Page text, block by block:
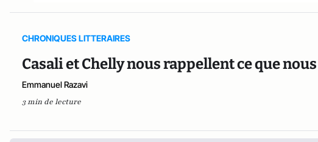
CHRONIQUES LITTERAIRES
Casali et Chelly nous rappellent ce que
Emmanuel Razavi
3 min de lecture